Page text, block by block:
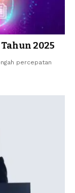
2025
percepatan